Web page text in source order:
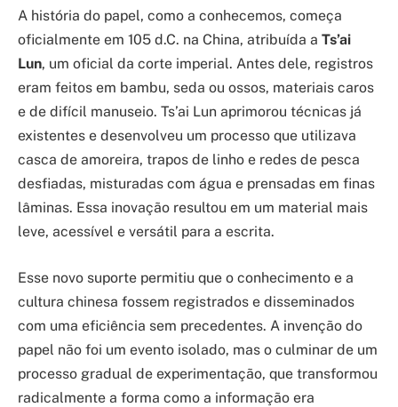
A história do papel, como a conhecemos, começa
oficialmente em 105 d.C. na China, atribuída a Ts’ai
Lun, um oficial da corte imperial. Antes dele, registros
eram feitos em bambu, seda ou ossos, materiais caros
e de difícil manuseio. Ts’ai Lun aprimorou técnicas já
existentes e desenvolveu um processo que utilizava
casca de amoreira, trapos de linho e redes de pesca
desfiadas, misturadas com água e prensadas em finas
lâminas. Essa inovação resultou em um material mais
leve, acessível e versátil para a escrita.
Esse novo suporte permitiu que o conhecimento e a
cultura chinesa fossem registrados e disseminados
com uma eficiência sem precedentes. A invenção do
papel não foi um evento isolado, mas o culminar de um
processo gradual de experimentação, que transformou
radicalmente a forma como a informação era